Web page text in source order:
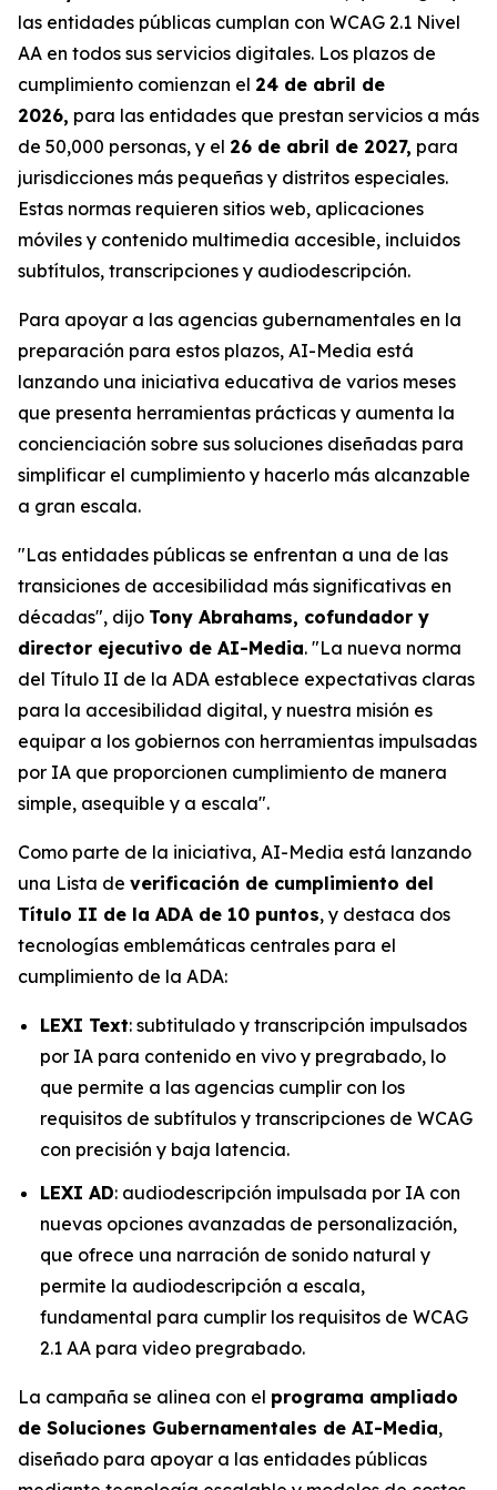
las entidades públicas cumplan con WCAG 2.1 Nivel
AA en todos sus servicios digitales. Los plazos de
cumplimiento comienzan el 24 de abril de
2026, para las entidades que prestan servicios a más
de 50,000 personas, y el 26 de abril de 2027, para
jurisdicciones más pequeñas y distritos especiales.
Estas normas requieren sitios web, aplicaciones
móviles y contenido multimedia accesible, incluidos
subtítulos, transcripciones y audiodescripción.
Para apoyar a las agencias gubernamentales en la
preparación para estos plazos, AI-Media está
lanzando una iniciativa educativa de varios meses
que presenta herramientas prácticas y aumenta la
concienciación sobre sus soluciones diseñadas para
simplificar el cumplimiento y hacerlo más alcanzable
a gran escala.
"Las entidades públicas se enfrentan a una de las
transiciones de accesibilidad más significativas en
décadas", dijo Tony Abrahams, cofundador y
director ejecutivo de AI-Media. "La nueva norma
del Título II de la ADA establece expectativas claras
para la accesibilidad digital, y nuestra misión es
equipar a los gobiernos con herramientas impulsadas
por IA que proporcionen cumplimiento de manera
simple, asequible y a escala".
Como parte de la iniciativa, AI-Media está lanzando
una Lista de verificación de cumplimiento del
Título II de la ADA de 10 puntos, y destaca dos
tecnologías emblemáticas centrales para el
cumplimiento de la ADA:
LEXI Text: subtitulado y transcripción impulsados
por IA para contenido en vivo y pregrabado, lo
que permite a las agencias cumplir con los
requisitos de subtítulos y transcripciones de WCAG
con precisión y baja latencia.
LEXI AD: audiodescripción impulsada por IA con
nuevas opciones avanzadas de personalización,
que ofrece una narración de sonido natural y
permite la audiodescripción a escala,
fundamental para cumplir los requisitos de WCAG
2.1 AA para video pregrabado.
La campaña se alinea con el programa ampliado
de Soluciones Gubernamentales de AI-Media,
diseñado para apoyar a las entidades públicas